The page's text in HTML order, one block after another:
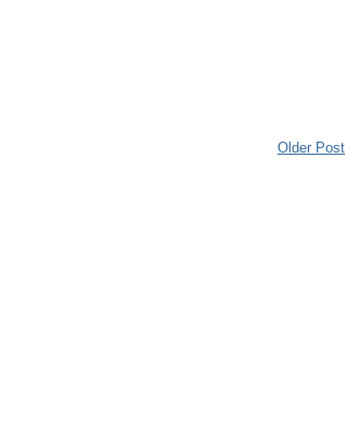
Older Post